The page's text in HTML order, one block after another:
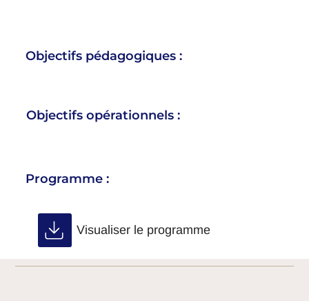
Objectifs pédagogiques :
Objectifs opérationnels :
Programme :
Visualiser le programme